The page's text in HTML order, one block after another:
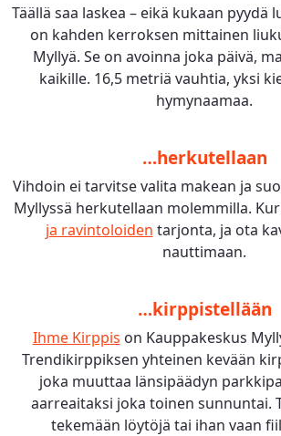
Täällä saa laskea – eikä kukaan pyydä
on kahden kerroksen mittainen
Myllyä. Se on avoinna joka päivä,
kaikille. 16,5 metriä vauhtia, yksi
hymynaamaa.
…herkutellaan
Vihdoin ei tarvitse valita makean ja
Myllyssä herkutellaan molemmilla.
ja ravintoloiden tarjonta, ja ota
nauttimaan.
…kirppistellään
Ihme Kirppis on Kauppakeskus
Trendikirppiksen yhteinen kevään
joka muuttaa länsipäädyn
aarreaitaksi joka toinen sunnuntai.
tekemään löytöjä tai ihan vaan